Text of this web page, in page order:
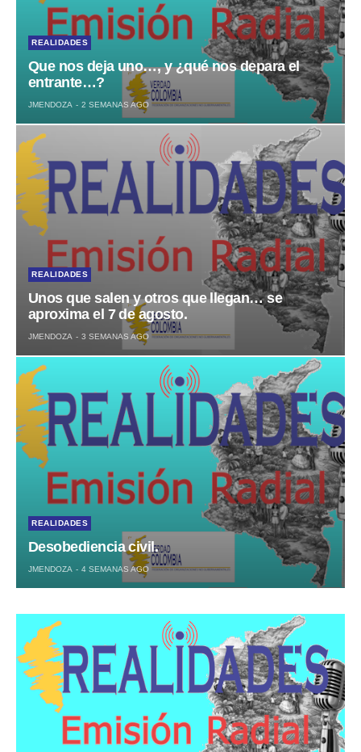
REALIDADES
Que nos deja uno…, y ¿qué nos depara el
entrante…?
JMENDOZA 2 SEMANAS AGO
REALIDADES
Unos que salen y otros que llegan… se
aproxima el 7 de agosto.
JMENDOZA 3 SEMANAS AGO
REALIDADES
Desobediencia civil.
JMENDOZA 4 SEMANAS AGO